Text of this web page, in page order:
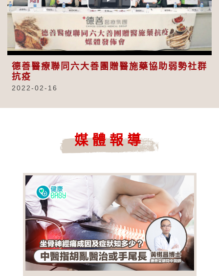
Play
Video
德善醫療聯同六大善團贈醫施藥協助弱勢社群
抗疫
2022-02-16
媒體報導